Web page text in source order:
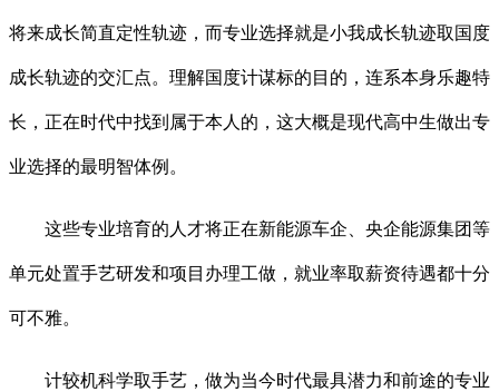
将来成长简直定性轨迹，而专业选择就是小我成长轨迹取国度
成长轨迹的交汇点。理解国度计谋标的目的，连系本身乐趣特
长，正在时代中找到属于本人的，这大概是现代高中生做出专
业选择的最明智体例。
这些专业培育的人才将正在新能源车企、央企能源集团等
单元处置手艺研发和项目办理工做，就业率取薪资待遇都十分
可不雅。
计较机科学取手艺，做为当今时代最具潜力和前途的专业